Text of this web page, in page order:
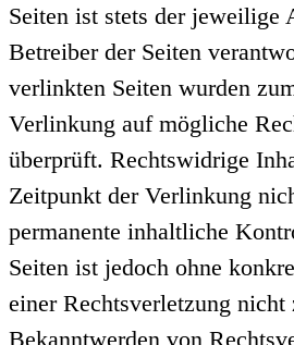
Seiten ist stets der jeweilige
Betreiber der Seiten
verlinkten Seiten wurden
Verlinkung auf mögliche
überprüft. Rechtswidrige
Zeitpunkt der Verlinkung
permanente inhaltliche
Seiten ist jedoch ohne
einer Rechtsverletzung nicht
Bekanntwerden von